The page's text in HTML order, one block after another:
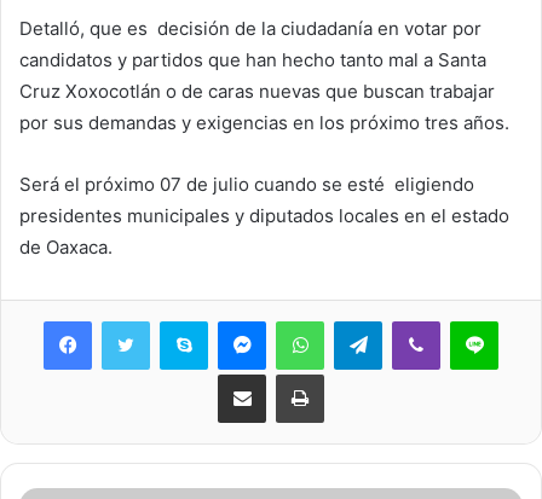
Detalló, que es decisión de la ciudadanía en votar por
candidatos y partidos que han hecho tanto mal a Santa
Cruz Xoxocotlán o de caras nuevas que buscan trabajar
por sus demandas y exigencias en los próximo tres años.
Será el próximo 07 de julio cuando se esté eligiendo
presidentes municipales y diputados locales en el estado
de Oaxaca.
Skype MessengerWhatsAppTelegramViber Line
Share via Email Print